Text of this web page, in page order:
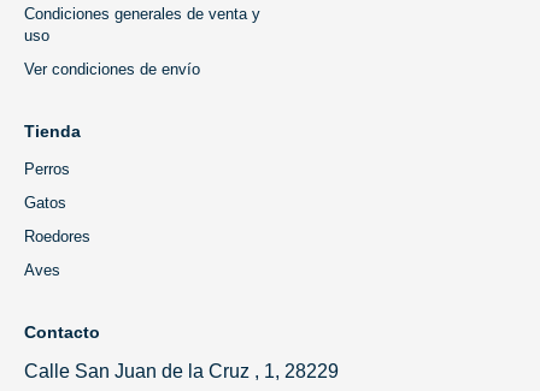
Condiciones generales de venta y
uso
Ver condiciones de envío
Tienda
Perros
Gatos
Roedores
Aves
Contacto
Calle San Juan de la Cruz , 1, 28229